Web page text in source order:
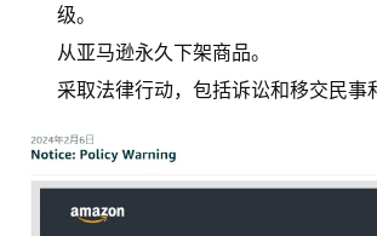
级。
从亚马逊永久下架商品。
采取法律行动，包括诉讼和移交民事